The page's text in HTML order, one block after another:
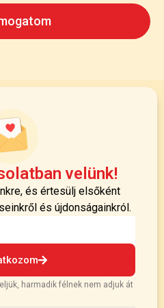
velünk!
és értesülj elsőként
és újdonságainkról.
harmadik félnek nem adjuk át